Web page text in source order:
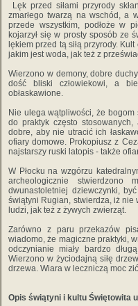
Lęk przed siłami przyrody
zmarłego twarzą na wschód, a
przede wszystkim, podłoże w
kojarzył się w prosty sposób ze
lękiem przed tą siłą przyrody.
jakim jest woda, jak też z
Wierzono w demony, dobre
dość bliski człowiekowi, a
obłaskawione.
Nie ulega wątpliwości, że bogom
do praktyk często
dobre, aby nie utracić ich
ofiary domowe. Prokopiusz z
najstarszy ruski latopis - także
W Płocku na wzgórzu
archeologicznie stwierdzono
dwunastoletniej dziewczynki,
świątyni Rugian, stwierdza, iż nie
ludzi, jak też z żywych zwierząt.
Zarówno z paru przekazów
wiadomo, że magiczne praktyki,
odczynianie miały bardzo
Wierzono w życiodajną siłę
drzewa. Wiara w leczniczą moc
Opis świątyni i kultu Świętowita